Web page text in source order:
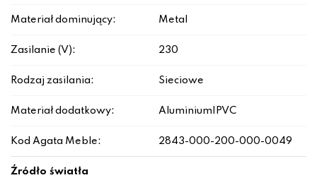
Materiał dominujący: Metal
Zasilanie (V): 230
Rodzaj zasilania: Sieciowe
Materiał dodatkowy: Aluminium|PVC
Kod Agata Meble: 2843-000-200-000-0049
Źródło światła